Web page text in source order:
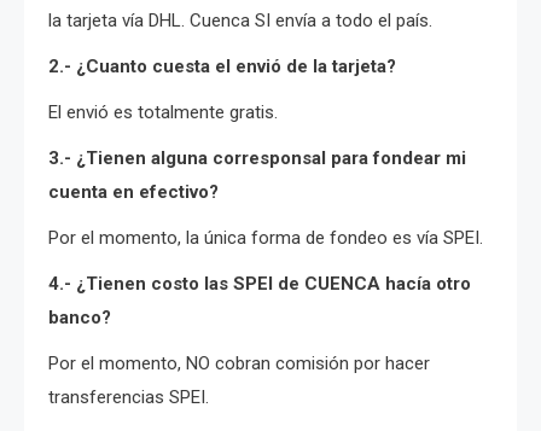
la tarjeta vía DHL. Cuenca SI envía a todo el país.
2.- ¿Cuanto cuesta el envió de la tarjeta?
El envió es totalmente gratis.
3.- ¿Tienen alguna corresponsal para fondear mi
cuenta en efectivo?
Por el momento, la única forma de fondeo es vía SPEI.
4.- ¿Tienen costo las SPEI de CUENCA hacía otro
banco?
Por el momento, NO cobran comisión por hacer
transferencias SPEI.